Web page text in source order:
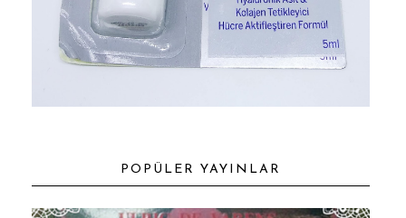
POPÜLER YAYINLAR